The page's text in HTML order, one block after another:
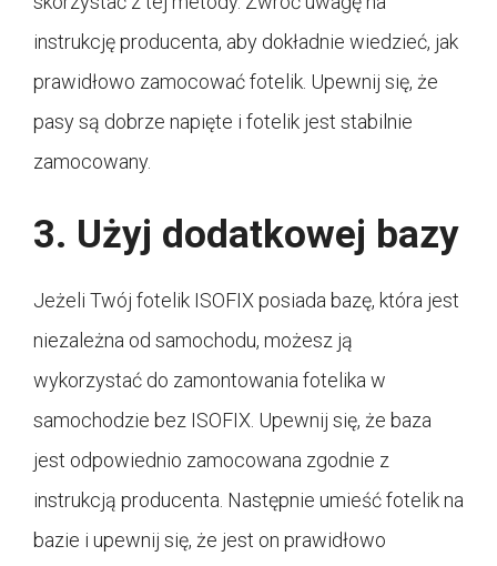
instrukcję producenta, aby dokładnie wiedzieć, jak
prawidłowo zamocować fotelik. Upewnij się, że
pasy są dobrze napięte i fotelik jest stabilnie
zamocowany.
3. Użyj dodatkowej bazy
Jeżeli Twój fotelik ISOFIX posiada bazę, która jest
niezależna od samochodu, możesz ją
wykorzystać do zamontowania fotelika w
samochodzie bez ISOFIX. Upewnij się, że baza
jest odpowiednio zamocowana zgodnie z
instrukcją producenta. Następnie umieść fotelik na
bazie i upewnij się, że jest on prawidłowo